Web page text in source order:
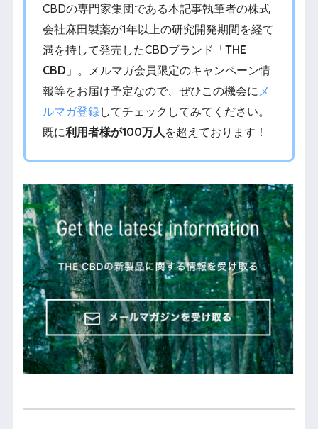
CBDの専門家集団である本記事執筆者の株式
会社麻田製薬が1年以上の研究開発期間を経て
満を持して発売したCBDブランド「THE
CBD 」。メルマガ会員限定のキャンペーン情
報等をお届け予定なので、ぜひこの機会にメ
ルマガ登録してチェックしてみてください。
既に利用者様が100万人を超えております！